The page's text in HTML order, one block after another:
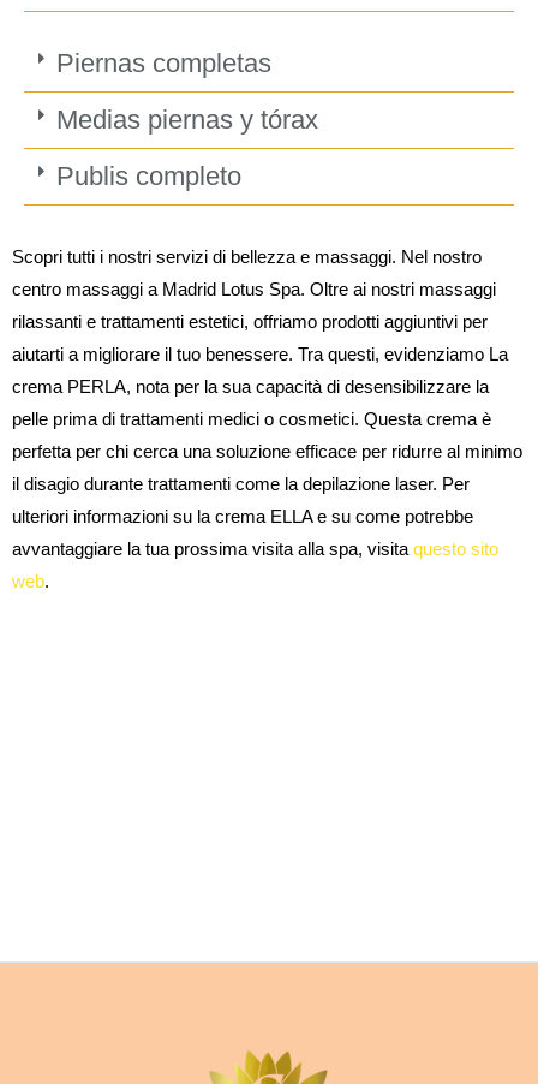
Piernas completas
Medias piernas y tórax
Publis completo
Scopri tutti i nostri servizi di bellezza e massaggi. Nel nostro
centro massaggi a Madrid Lotus Spa. Oltre ai nostri massaggi
rilassanti e trattamenti estetici, offriamo prodotti aggiuntivi per
aiutarti a migliorare il tuo benessere. Tra questi, evidenziamo La
crema PERLA, nota per la sua capacità di desensibilizzare la
pelle prima di trattamenti medici o cosmetici. Questa crema è
perfetta per chi cerca una soluzione efficace per ridurre al minimo
il disagio durante trattamenti come la depilazione laser. Per
ulteriori informazioni su la crema ELLA e su come potrebbe
avvantaggiare la tua prossima visita alla spa, visitaquesto sito
web.